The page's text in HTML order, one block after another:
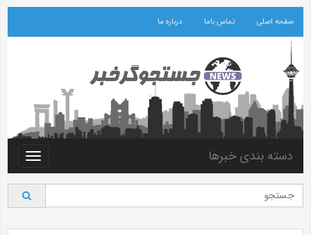
صفحه اصلی تماس باما درباره ما
Toggle
دسته بندی خبرها